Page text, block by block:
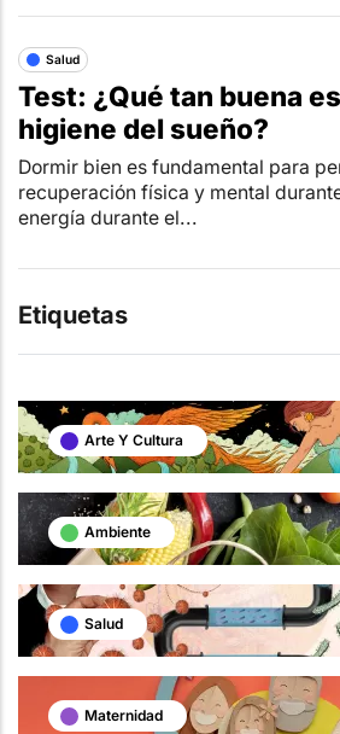
Salud
Test: ¿Qué tan buena
higiene del sueño?
Dormir bien es fundamental para
recuperación física y mental
energía durante el...
Etiquetas
Arte Y Cultura
Ambiente
Salud
Maternidad